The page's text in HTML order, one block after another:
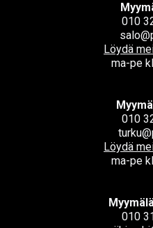
010
Löydä
ma-pe
010
Löydä
ma-pe
010